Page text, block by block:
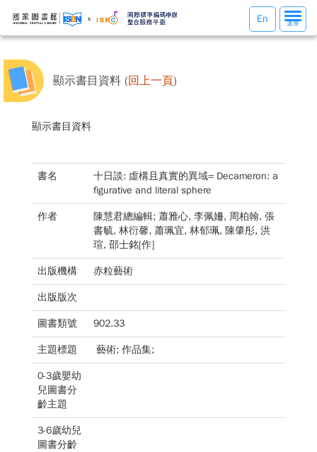
選
單
選單
En
顯示書目資料 (回上一頁)
顯示書目資料
書名
十日談: 虛構且真實的異域= Decameron: a
figurative and literal sphere
作者
陳慧君總編輯; 蕭雅心, 李佩姍, 周柏翰, 張
書毓, 林衍馨, 蕭珮宜, 林郁珮, 陳肇彤, 洪
瑄, 邵士銘[作]
出版機構 赤粒藝術
出版版次
圖書類號 902.33
主題標題 藝術; 作品集;
0-3歲嬰幼
兒圖書分
齡主題
3-6歲幼兒
圖書分齡